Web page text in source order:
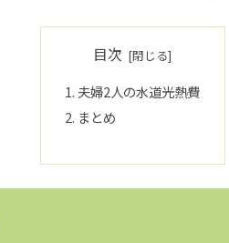
目次
夫婦2人の水道光熱費
まとめ